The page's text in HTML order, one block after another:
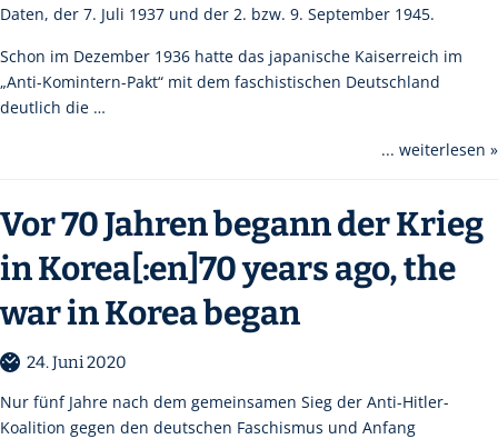
Daten, der 7. Juli 1937 und der 2. bzw. 9. September 1945.
Schon im Dezember 1936 hatte das japanische Kaiserreich im
„Anti-Komintern-Pakt“ mit dem faschistischen Deutschland
deutlich die …
... weiterlesen »
Vor 70 Jahren begann der Krieg
in Korea[:en]70 years ago, the
war in Korea began
24. Juni 2020
Nur fünf Jahre nach dem gemeinsamen Sieg der Anti-Hitler-
Koalition gegen den deutschen Faschismus und Anfang